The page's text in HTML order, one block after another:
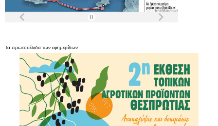
Τα πρωτοσέλιδα των εφημερίδων